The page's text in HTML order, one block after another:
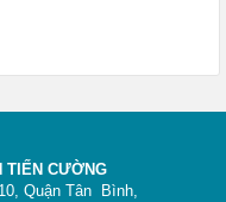
TIẾN CƯỜNG
Quận Tân Bình,